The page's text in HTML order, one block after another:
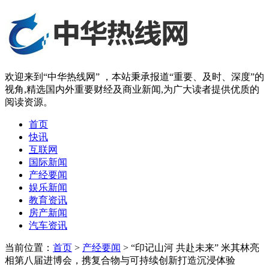
欢迎来到“中华热线网” ，本站秉承报道“重要、及时、深度”的
视角,精选国内外重要财经及商业新闻,为广大读者提供优质的
阅读资源。
首页
快讯
互联网
国际新闻
产经要闻
娱乐新闻
教育资讯
房产新闻
汽车资讯
当前位置： 首页 > 产经要闻 > “印记山河 共赴未来” 米其林亮
相第八届进博会，携复合物与可持续创新打造沉浸体验